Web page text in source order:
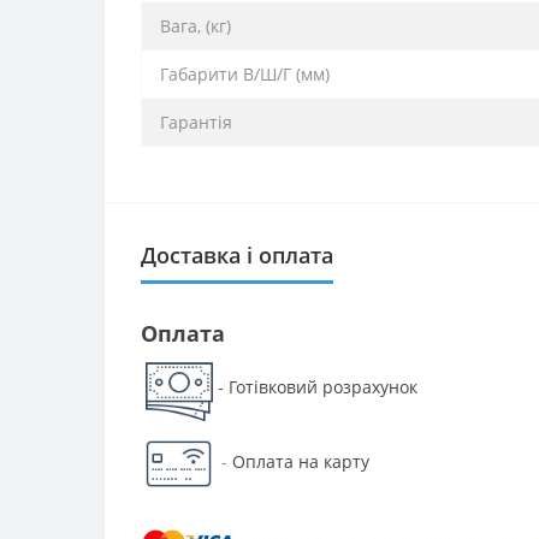
Вага, (кг)
Габарити В/Ш/Г (мм)
Гарантія
Доставка і оплата
Оплата
- Готівковий розрахунок
- Оплата на карту